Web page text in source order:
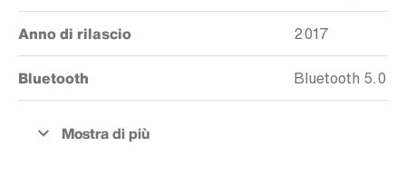
Anno di rilascio 2017
Bluetooth Bluetooth 5.0